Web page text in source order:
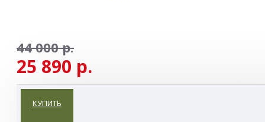
44 000 р.
25 890 р.
КУПИТЬ